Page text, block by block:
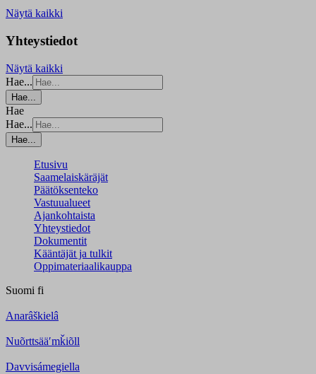
Näytä kaikki
Yhteystiedot
Näytä kaikki
Hae...
Hae...
Hae
Hae...
Hae...
Etusivu
Saamelaiskäräjät
Päätöksenteko
Vastuualueet
Ajankohtaista
Yhteystiedot
Dokumentit
Kääntäjät ja tulkit
Oppimateriaalikauppa
Suomi fi
Anarâškielâ
Nuõrttsääʹmǩiõll
Davvisámegiella